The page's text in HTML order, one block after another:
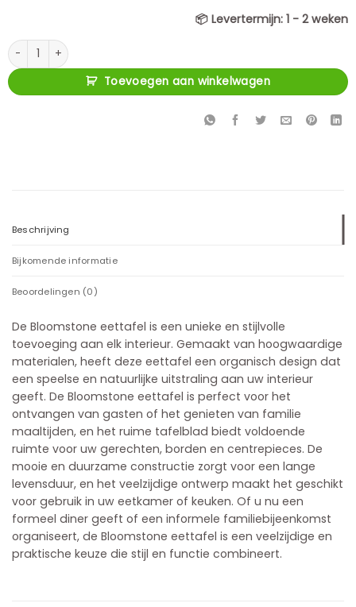
📦 Levertermijn: 1 - 2 weken
Eettafel Bloomstone white 235 aantal
Toevoegen aan winkelwagen
Beschrijving
Bijkomende informatie
Beoordelingen (0)
De Bloomstone eettafel is een unieke en stijlvolle
toevoeging aan elk interieur. Gemaakt van hoogwaardige
materialen, heeft deze eettafel een organisch design dat
een speelse en natuurlijke uitstraling aan uw interieur
geeft. De Bloomstone eettafel is perfect voor het
ontvangen van gasten of het genieten van familie
maaltijden, en het ruime tafelblad biedt voldoende
ruimte voor uw gerechten, borden en centrepieces. De
mooie en duurzame constructie zorgt voor een lange
levensduur, en het veelzijdige ontwerp maakt het geschikt
voor gebruik in uw eetkamer of keuken. Of u nu een
formeel diner geeft of een informele familiebijeenkomst
organiseert, de Bloomstone eettafel is een veelzijdige en
praktische keuze die stijl en functie combineert.